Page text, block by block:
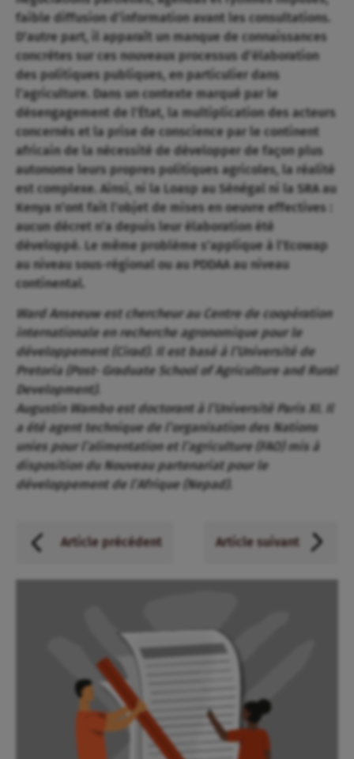
faible diffusion d’information avant les consultations.
D’autre part, il apparaît un manque de connaissances
concrètes sur ces nouveaux processus d’élaboration
des politiques publiques, en particulier dans
l’agriculture. Dans un contexte marqué par le
désengagement de l’État, la multiplication des acteurs
concernés et la prise de conscience par le continent
africain de la nécessité de développer de façon plus
autonome leurs propres politiques agricoles, la réalité
est complexe. Ainsi, ni la Loasp au Sénégal ni la SRA au
Kenya n’ont fait l’objet de mises en oeuvre effectives :
aucun décret n’a depuis leur élaboration été
développé. Le même problème s’applique à l’Ecowap
au niveau sous-régional ou au PDDAA au niveau
continental.
Ward Anseeuw est chercheur au Centre de coopération
internationale en recherche agronomique pour le
développement (Cirad). Il est basé à l’Université de
Pretoria (Post- Graduate School of Agriculture and Rural
Development).
Augustin Wambo est doctorant à l’Université Paris XI. Il
a été agent technique de l’organisation des Nations
unies pour l’alimentation et l’agriculture (FAO) mis à
disposition du Nouveau partenariat pour le
développement de l’Afrique (Nepad).
Article précédent Article suivant